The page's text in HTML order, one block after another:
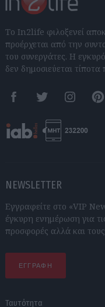
Το In2life φιλοξενεί
προέρχεται από την
του συνεργάτες. Η
δεν δημοσιεύεται τίποτα
FacebookTwitter Instagram
NEWSLETTER
Εγγραφείτε στο «VIP
έγκυρη ενημέρωση για
προσφορές αλλά και
ΕΓΓΡΑΦΗ
Ταυτότητα